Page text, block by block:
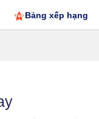
Bảng xếp hạng